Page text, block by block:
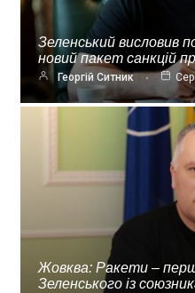
Зеленський висловив
новий пакет санкцій
Георгій Ситник
Жовква: Ракети –
Зеленського із